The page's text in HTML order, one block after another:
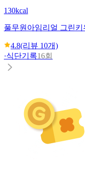
130kcal
풀무원 아임리얼 그린키
4.8(리뷰 10개)
·식단기록16회